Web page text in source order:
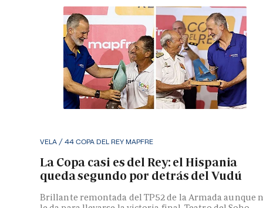
VELA / 44 COPA DEL REY MAPFRE
La Copa casi es del Rey: el Hispania
queda segundo por detrás del Vudú
Brillante remontada del TP52 de la Armada aunque